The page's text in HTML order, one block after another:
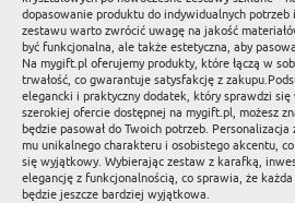
dopasowanie produktu do indywidualnych
zestawu warto zwrócić uwagę na jakość
być funkcjonalna, ale także estetyczna, aby
Na mygift.pl oferujemy produkty, które łączą w
trwałość, co gwarantuje satysfakcję z
elegancki i praktyczny dodatek, który sprawdzi
szerokiej ofercie dostępnej na mygift.pl, możesz
będzie pasował do Twoich potrzeb.
mu unikalnego charakteru i osobistego akcentu,
się wyjątkowy. Wybierając zestaw z karafką,
elegancję z funkcjonalnością, co sprawia, że
będzie jeszcze bardziej wyjątkowa.